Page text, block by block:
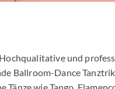
und
Ballroom-Dance